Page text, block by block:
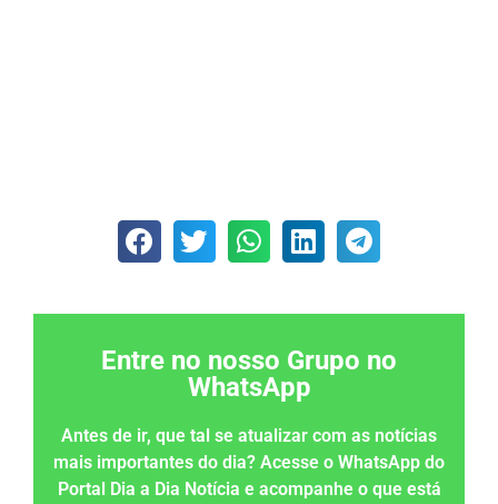
Entre no nosso Grupo no
WhatsApp
Antes de ir, que tal se atualizar com as notícias
mais importantes do dia? Acesse o WhatsApp do
Portal Dia a Dia Notícia e acompanhe o que está